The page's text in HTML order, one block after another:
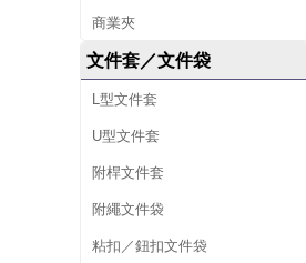
商業夾
文件套／文件袋
L型文件套
U型文件套
附桿文件套
附繩文件袋
粘扣／鈕扣文件袋